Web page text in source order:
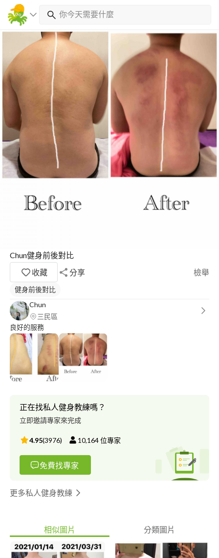
Chun健身前後對比
收藏
分享 檢舉
健身前後對比
Chun
三民區
良好的服務
正在找私人健身教練嗎？
立即邀請專家來完成
4.95(3976) 10,164位專家
免費找專家
更多私人健身教練
相似圖片 分類圖片